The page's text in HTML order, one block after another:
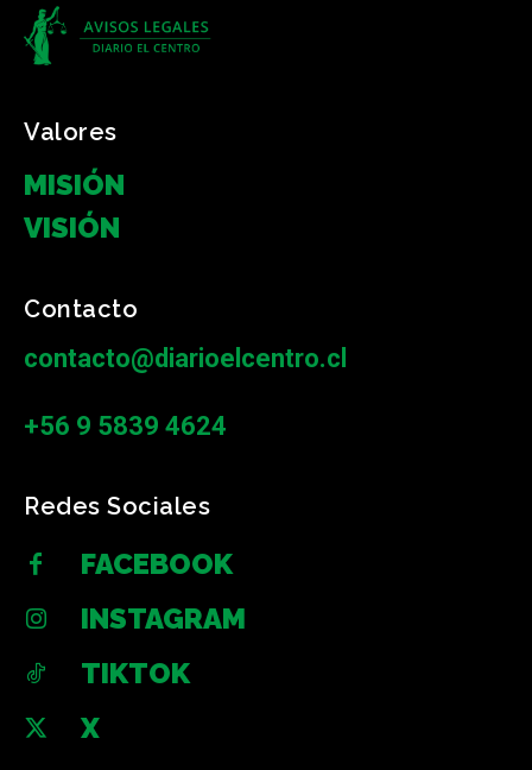
Valores
MISIÓN
VISIÓN
Contacto
contacto@diarioelcentro.cl
+56 9 5839 4624
Redes Sociales
FACEBOOK
INSTAGRAM
TIKTOK
X